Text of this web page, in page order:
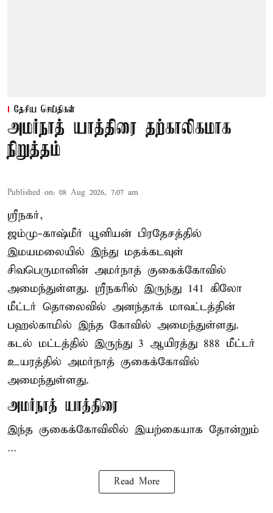
தேசிய செய்திகள்
அமர்நாத் யாத்திரை தற்காலிகமாக
நிறுத்தம்
Published on: 08 Aug 2026, 7:07 am
ஸ்ரீநகர்,
ஜம்மு-காஷ்மீர் யூனியன் பிரதேசத்தில்
இமயமலையில் இந்து மதக்கடவுள்
சிவபெருமானின் அமர்நாத் குகைக்கோவில்
அமைந்துள்ளது. ஸ்ரீநகரில் இருந்து 141 கிலோ
மீட்டர் தொலைவில் அனந்தாக் மாவட்டத்தின்
பஹல்காமில் இந்த கோவில் அமைந்துள்ளது.
கடல் மட்டத்தில் இருந்து 3 ஆயிரத்து 888 மீட்டர்
உயரத்தில் அமர்நாத் குகைக்கோவில்
அமைந்துள்ளது.
அமர்நாத் யாத்திரை
இந்த குகைக்கோவிலில் இயற்கையாக தோன்றும்
...
Read More